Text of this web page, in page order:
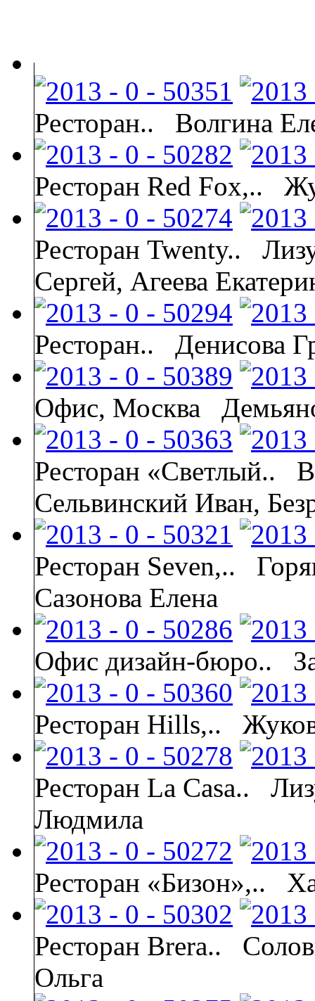
Ресторан.. Волгина
Ресторан Red Fox,..
Ресторан Twenty..
Сергей, Агеева
Ресторан.. Денисова
Офис, Москва
Ресторан «Светлый..
Сельвинский Иван,
Ресторан Seven,..
Сазонова Елена
Офис дизайн-бюро..
Ресторан Hills,..
Ресторан La Casa..
Людмила
Ресторан «Бизон»,..
Ресторан Brera..
Ольга